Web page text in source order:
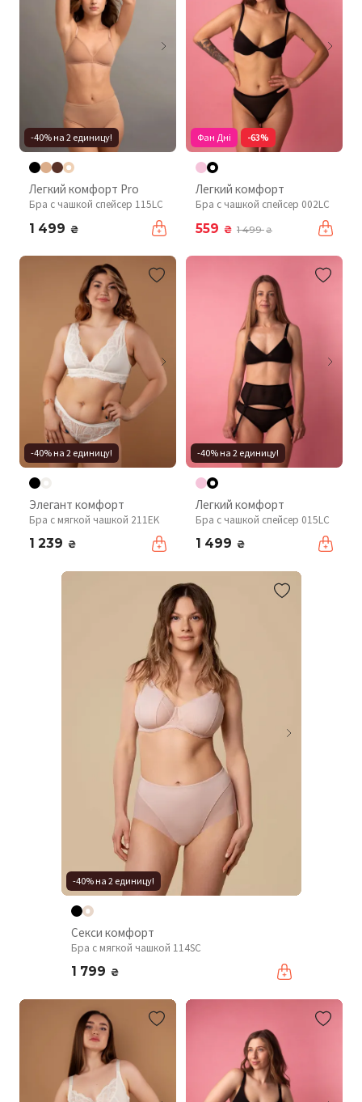
-40% на 2 единицу!
Легкий комфорт Pro
Бра с чашкой спейсер 115LC
1 499 ₴
Фан Дні -63%
Легкий комфорт
Бра с чашкой спейсер 002LC
559 ₴ 1 499₴
-40% на 2 единицу!
Элегант комфорт
Бра с мягкой чашкой 211EK
1 239 ₴
-40% на 2 единицу!
Легкий комфорт
Бра с чашкой спейсер 015LC
1 499 ₴
-40% на 2 единицу!
Секси комфорт
Бра с мягкой чашкой 114SC
1 799 ₴